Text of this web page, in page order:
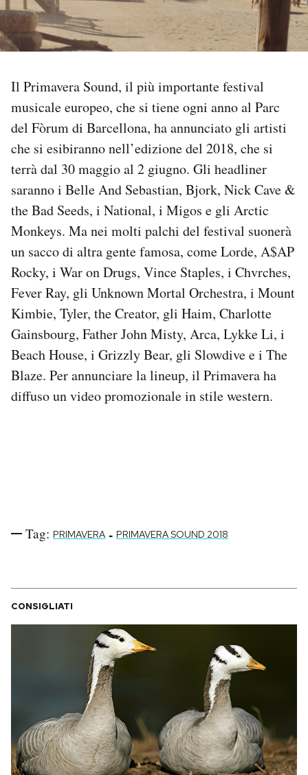
PODCAST
I MIEI PREFERITI
SHOP
CALENDARIO
AREA PERSONALE
Area Personale
Newsletter
Notifiche mobile
Regala il Post
Hai bisogno di aiuto?
Esci
Il Primavera Sound, il più importante festival
musicale europeo, che si tiene ogni anno al Parc
del Fòrum di Barcellona, ha annunciato gli artisti
che si esibiranno nell’edizione del 2018, che si
terrà dal 30 maggio al 2 giugno. Gli headliner
saranno i Belle And Sebastian, Bjork, Nick Cave &
the Bad Seeds, i National, i Migos e gli Arctic
Monkeys. Ma nei molti palchi del festival suonerà
un sacco di altra gente famosa, come Lorde, A$AP
Rocky, i War on Drugs, Vince Staples, i Chvrches,
Fever Ray, gli Unknown Mortal Orchestra, i Mount
Kimbie, Tyler, the Creator, gli Haim, Charlotte
Gainsbourg, Father John Misty, Arca, Lykke Li, i
Beach House, i Grizzly Bear, gli Slowdive e i The
Blaze. Per annunciare la lineup, il Primavera ha
diffuso un video promozionale in stile western.
Tag: PRIMAVERA - PRIMAVERA SOUND 2018
CONSIGLIATI